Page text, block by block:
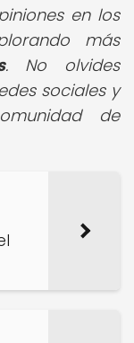
en los
más
. No olvides
sociales y
de